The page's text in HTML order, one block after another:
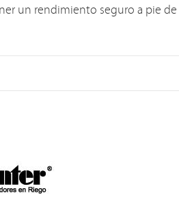
un rendimiento seguro a pie de